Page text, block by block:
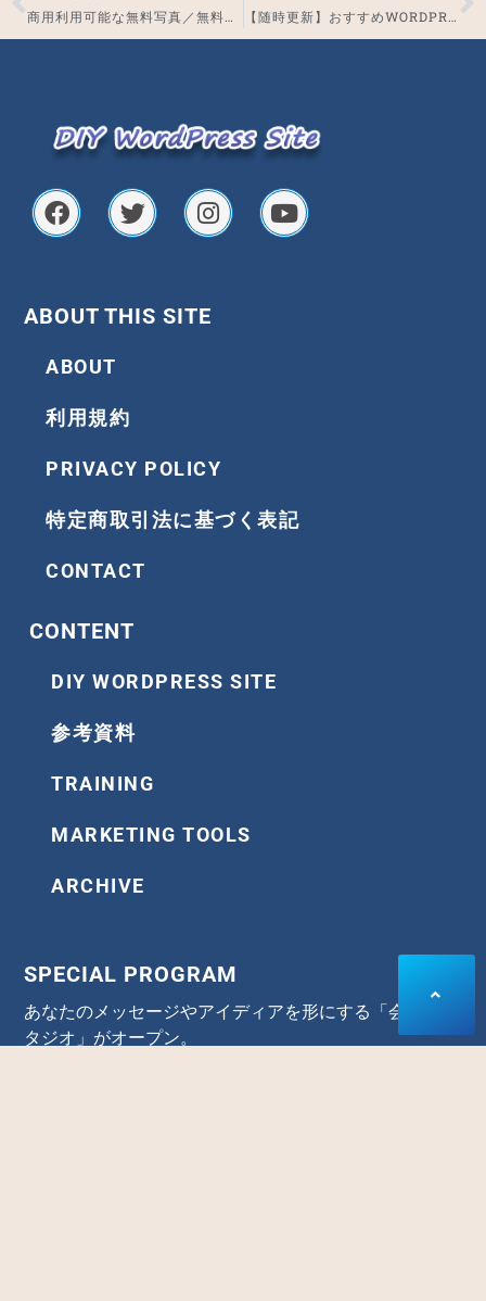
Prev
商用利用可能な無料写真／無料イラスト素材サービス（現在3選）
【随時更新】おすすめWORDPRESSプラグイン 一覧（現在7選）
a
c
o
o
k
w
i
e
r
n
s
g
r
o
u
ABOUT THIS SITE
ABOUT
利用規約
PRIVACY POLICY
特定商取引法に基づく表記
CONTACT
CONTENT
DIY WORDPRESS SITE
参考資料
TRAINING
MARKETING TOOLS
ARCHIVE
SPECIAL PROGRAM
あなたのメッセージやアイディアを形にする「会員制ス
タジオ」がオープン。